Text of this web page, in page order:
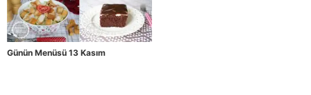
Günün Menüsü 13 Kasım